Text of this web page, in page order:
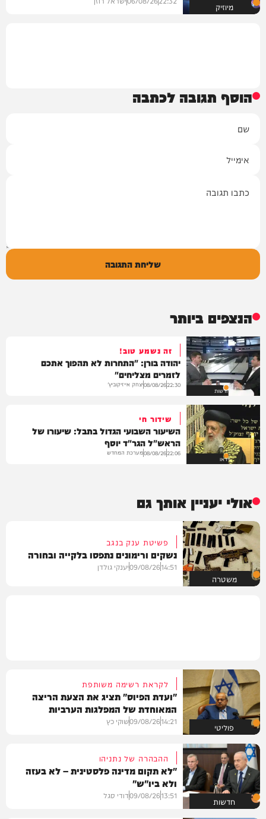
מיוזיק
הוסף תגובה לכתבה
שליחת התגובה
הנצפים ביותר
חדשות
זה נשמע טוב!
יהודה בורן: "התחרות לא תהפוך אתכם
לזמרים מצליחים"
22:30
08/08/26יצחק אייזיקוביץ'
וידאו
שידור חי
השיעור השבועי הגדול בתבל: שיעורו של
הראש"ל הגר"ד יוסף
22:06
08/08/26מערכת המחדש
אולי יעניין אותך גם
משטרה
פשיטת ענק בנגב
נשקים ורימונים נתפסו בלקייה ובחורה
14:51
09/08/26יענקי גולדן
פוליטי
לקראת רשימה משותפת
"ועדת הפיוס" תציג את הצעת הריצה
המאוחדת של המפלגות הערביות
14:21
09/08/26שוקי כץ
חדשות
ההבהרה של נתניהו
"לא תקום מדינה פלסטינית – לא בעזה
ולא ביו"ש"
13:51
09/08/26דודי סגל